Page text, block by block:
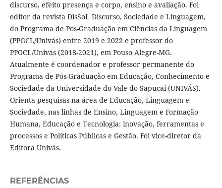
discurso, efeito presença e corpo, ensino e avaliação. Foi
editor da revista DisSoL Discurso, Sociedade e Linguagem,
do Programa de Pós-Graduação em Ciências da Linguagem
(PPGCL/Univás) entre 2019 e 2022 e professor do
PPGCL/Univás (2018-2021), em Pouso Alegre-MG.
Atualmente é coordenador e professor permanente do
Programa de Pós-Graduação em Educação, Conhecimento e
Sociedade da Universidade do Vale do Sapucaí (UNIVÁS).
Orienta pesquisas na área de Educação, Linguagem e
Sociedade, nas linhas de Ensino, Linguagem e Formação
Humana, Educação e Tecnologia: inovação, ferramentas e
processos e Políticas Públicas e Gestão. Foi vice-diretor da
Editora Univás.
REFERÊNCIAS